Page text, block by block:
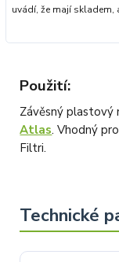
uvádí, že mají skladem,
Použití:
Závěsný plastový
Atlas. Vhodný
Filtri.